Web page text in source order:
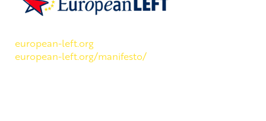
european-left.org
european-left.org/manifesto/